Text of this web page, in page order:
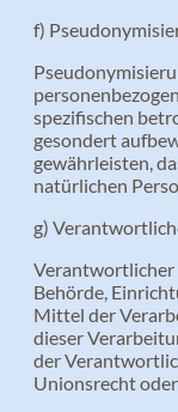
f)
spezifischen
gesondert
gewährleisten,
natürlichen
g)
Verantwortlicher
Behörde,
Mittel der
dieser
der
Unionsrecht